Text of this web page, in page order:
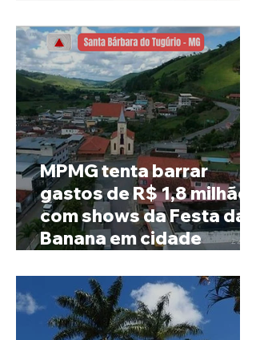
MPMG tenta barrar
gastos de R$ 1,8 milhão
com shows da Festa da
Banana em cidade
4 mil habitantes